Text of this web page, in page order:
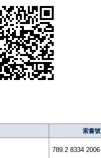
索書號
789.2 8334 2006